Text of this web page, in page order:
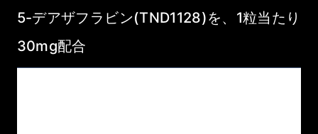
5-デアザフラビン(TND1128)を、1粒当たり
30mg配合